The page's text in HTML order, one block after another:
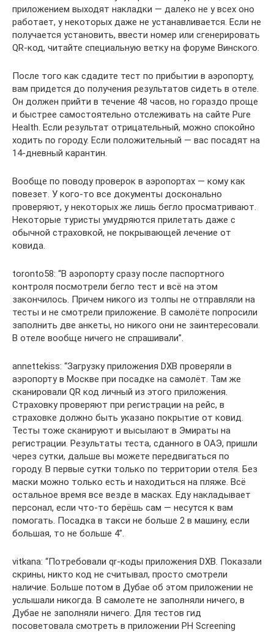
приложением выходят накладки — далеко не у всех оно
работает, у некоторых даже не устанавливается. Если не
получается установить, ввести номер или сгенерировать
QR-код, читайте специальную ветку на форуме Винского.
После того как сдадите тест по прибытии в аэропорту,
вам придется до получения результатов сидеть в отеле.
Он должен прийти в течение 48 часов, но гораздо проще
и быстрее самостоятельно отслеживать на сайте Pure
Health. Если результат отрицательный, можно спокойно
ходить по городу. Если положительный — вас посадят на
14-дневный карантин.
Вообще по поводу проверок в аэропортах — кому как
повезет. У кого-то все документы досконально
проверяют, у некоторых же лишь бегло просматривают.
Некоторые туристы умудряются прилетать даже с
обычной страховкой, не покрывающей лечение от
ковида.
toronto58: “В аэропорту сразу после паспортного
контроля посмотрели бегло тест и всё на этом
закончилось. Причем никого из толпы не отправляли на
тесты и не смотрели приложение. В самолёте попросили
заполнить две анкеты, но никого они не заинтересовали.
В отеле вообще ничего не спрашивали”.
annettekiss: “Загрузку приложения DXB проверяли в
аэропорту в Москве при посадке на самолёт. Там же
сканировали QR код личный из этого приложения.
Страховку проверяют при регистрации на рейс, в
страховке должно быть указано покрытие от ковид.
Тесты тоже сканируют и высылают в Эмираты на
регистрации. Результаты теста, сданного в ОАЭ, пришли
через сутки, дальше вы можете передвигаться по
городу. В первые сутки только по территории отеля. Без
маски можно только есть и находиться на пляже. Всё
остальное время все везде в масках. Еду накладывает
персонал, если что-то берёшь сам — несутся к вам
помогать. Посадка в такси не больше 2 в машину, если
большая, то не больше 4”.
vitkana: “Потребовали qr-коды приложения DXB. Показали
скрины, никто код не считывал, просто смотрели
наличие. Больше потом в Дубае об этом приложении не
услышали никогда. В самолете не заполняли ничего, в
Дубае не заполняли ничего. Для тестов гид
посоветовала смотреть в приложении PH Screening